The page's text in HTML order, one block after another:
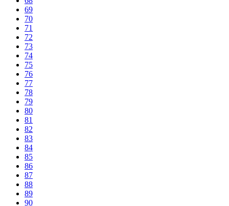
69
70
71
72
73
74
75
76
77
78
79
80
81
82
83
84
85
86
87
88
89
90